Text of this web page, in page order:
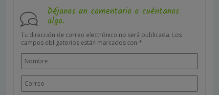
Déjanos un comentario o cuéntanos
algo.
Tu dirección de correo electrónico no será publicada. Los
campos obligatorios están marcados con *